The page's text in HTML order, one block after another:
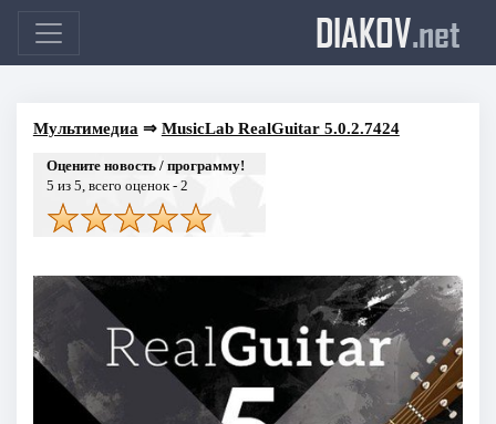
DIAKOV.net
Мультимедиа ⇒ MusicLab RealGuitar 5.0.2.7424
Оцените новость / программу!
5 из 5, всего оценок - 2